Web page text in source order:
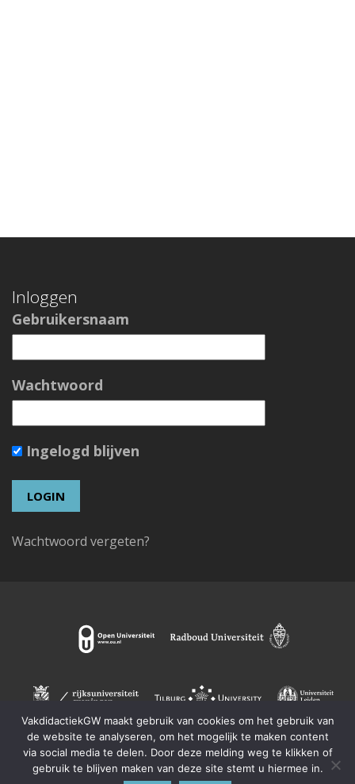
Inloggen
Gebruikersnaam
Wachtwoord
Ingelogd blijven
Wachtwoord vergeten?
VakdidactiekGW maakt gebruik van cookies om het gebruik van
de website te analyseren, om het mogelijk te maken content
via social media te delen. Door deze melding weg te klikken of
gebruik te blijven maken van deze site stemt u hiermee in.